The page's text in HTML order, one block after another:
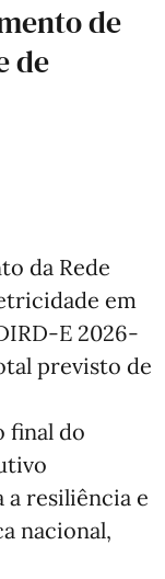
de
de
da Rede
em
E 2026-
previsto de
final do
a resiliência e
nacional,